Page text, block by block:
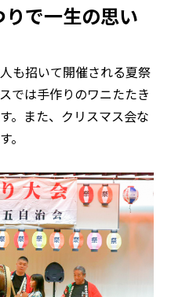
で一生の思い
も招いて開催される夏祭
では手作りのワニたたき
。また、クリスマス会な
。